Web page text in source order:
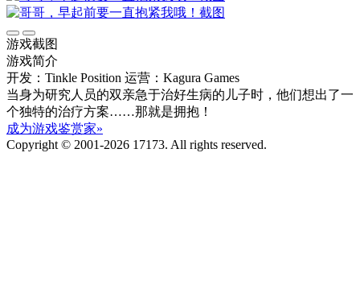
游戏截图
游戏简介
开发：Tinkle Position 运营：Kagura Games
当身为研究人员的双亲急于治好生病的儿子时，他们想出了一
个独特的治疗方案……那就是拥抱！
成为游戏鉴赏家»
Copyright © 2001-2026 17173. All rights reserved.